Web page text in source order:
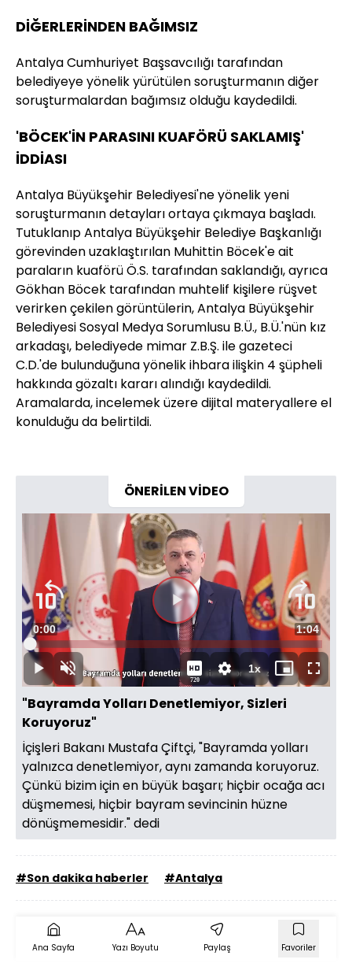
DİĞERLERİNDEN BAĞIMSIZ
Antalya Cumhuriyet Başsavcılığı tarafından
belediyeye yönelik yürütülen soruşturmanın diğer
soruşturmalardan bağımsız olduğu kaydedildi.
'BÖCEK'İN PARASINI KUAFÖRÜ SAKLAMIŞ'
İDDİASI
Antalya Büyükşehir Belediyesi'ne yönelik yeni
soruşturmanın detayları ortaya çıkmaya başladı.
Tutuklanıp Antalya Büyükşehir Belediye Başkanlığı
görevinden uzaklaştırılan Muhittin Böcek'e ait
paraların kuaförü Ö.S. tarafından saklandığı, ayrıca
Gökhan Böcek tarafından muhtelif kişilere rüşvet
verirken çekilen görüntülerin, Antalya Büyükşehir
Belediyesi Sosyal Medya Sorumlusu B.Ü., B.Ü.'nün kız
arkadaşı, belediyede mimar Z.B.Ş. ile gazeteci
C.D.'de bulunduğuna yönelik ihbara ilişkin 4 şüpheli
hakkında gözaltı kararı alındığı kaydedildi.
Aramalarda, incelemek üzere dijital materyallere el
konulduğu da belirtildi.
ÖNERİLEN VİDEO
Videoyu
Oynat
OynatSesi
Aç
Süre
0:00 Toplam
Süre
1:04
720
Yüklendi:
21.04%
1xOynatma
Hızı
Mini
oynatıcı
Tam
Ekran
"Bayramda Yolları Denetlemiyor, Sizleri
Koruyoruz"
İçişleri Bakanı Mustafa Çiftçi, "Bayramda yolları
yalnızca denetlemiyor, aynı zamanda koruyoruz.
Çünkü bizim için en büyük başarı; hiçbir ocağa acı
düşmemesi, hiçbir bayram sevincinin hüzne
dönüşmemesidir." dedi
#Son dakika haberler #Antalya
Ana Sayfa Yazı Boyutu Paylaş Favoriler